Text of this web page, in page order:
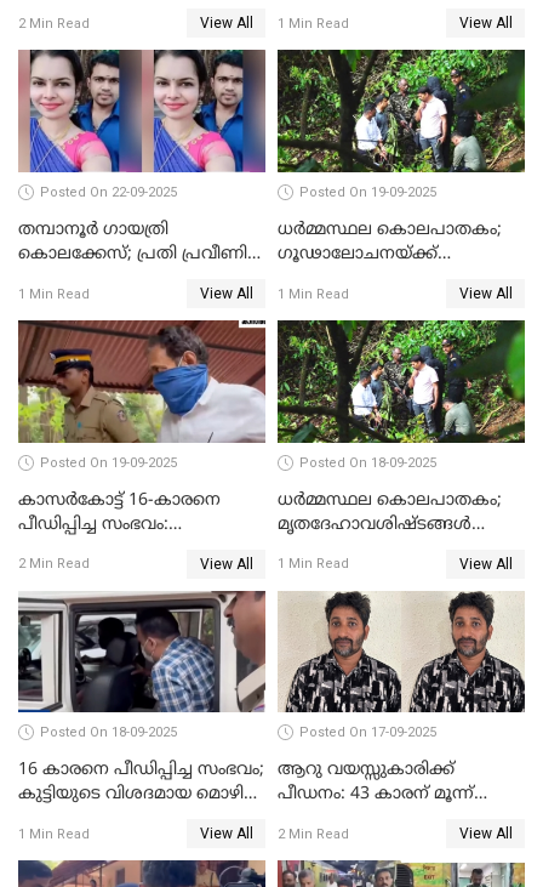
2 Min Read View All
രേഖപ്പെടുത്തി
1 Min Read View All
Posted On 22-09-2025
തമ്പാനൂര്‍ ഗായത്രി
കൊലക്കേസ്; പ്രതി പ്രവീണിന്
ലക്ഷം രൂപ പിഴയും
1 Min Read View All
Posted On 19-09-2025
ധർമ്മസ്ഥല കൊലപാതകം;
ഗൂഢാലോചനയ്ക്ക്
1 Min Read View All
Posted On 19-09-2025
കാസർകോട്ട് 16-കാരനെ
പീഡിപ്പിച്ച സംഭവം:
ഇടപാടുകൾ നടന്നതായി
പൊലീസ്
2 Min Read View All
Posted On 18-09-2025
ധർമ്മസ്ഥല കൊലപാതകം;
മൃതദേഹാവശിഷ്ടങ്ങൾ
1 Min Read View All
Posted On 18-09-2025
16 കാരനെ പീഡിപ്പിച്ച സംഭവം;
കുട്ടിയുടെ വിശദമായ മൊഴി
1 Min Read View All
Posted On 17-09-2025
ആറു വയസ്സുകാരിക്ക്
പീഡനം: 43 കാരന് മൂന്ന്
പിഴയും ശിക്ഷ
2 Min Read View All